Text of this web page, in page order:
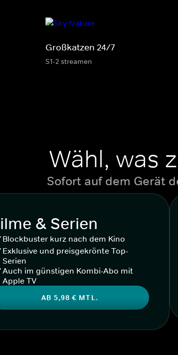
Großkatzen 24/7
S1-2 streamen
Wähl, was
Sofort auf dem Gerät
& Serien
Blockbuster kurz nach dem Kino
Exklusive und preisgekrönte Top-
Serien
Auch im günstigen Kombi-Abo mit
Apple TV
AB 5,98 € MTL.